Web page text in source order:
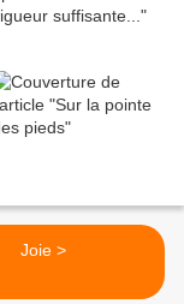
Joie >